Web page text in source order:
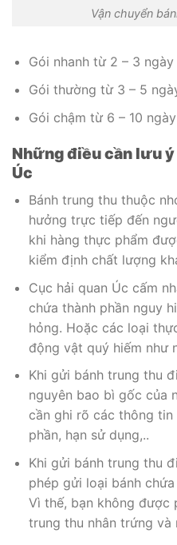
Vận chuyển
Gói nhanh từ 2 – 3
Gói thường từ 3 – 5
Gói chậm từ 6 – 10
Những điều cần lưu
Úc
Bánh trung thu thuộc
hưởng trực tiếp đến
khi hàng thực phẩm
kiểm định chất lượng
Cục hải quan Úc cấm
chứa thành phần nguy
hỏng. Hoặc các loại
động vật quý hiếm như
Khi gửi bánh trung thu
nguyên bao bì gốc của
cần ghi rõ các thông tin
phần, hạn sử dụng,..
Khi gửi bánh trung thu
phép gửi loại bánh
Vì thế, bạn không được
trung thu nhân trứng và